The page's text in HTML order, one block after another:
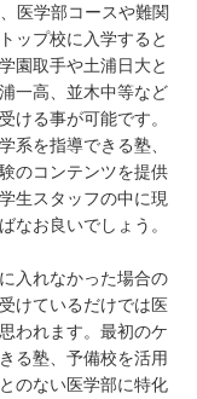
医学部コースや難関
ップ校に入学すると
園取手や土浦日大と
一高、並木中等など
ける事が可能です。
系を指導できる塾、
のコンテンツを提供
生スタッフの中に現
なお良いでしょう。
入れなかった場合の
けているだけでは医
われます。最初のケ
る塾、予備校を活用
のない医学部に特化